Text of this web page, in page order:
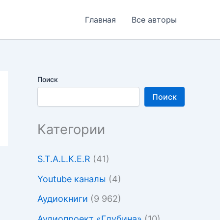
Главная Все авторы
Поиск
Поиск
Категории
S.T.A.L.K.E.R (41)
Youtube каналы (4)
Аудиокниги (9 962)